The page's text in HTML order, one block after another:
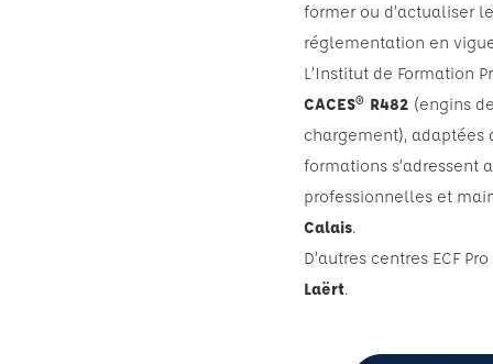
former ou d’actualiser
réglementation en
L’Institut de Formation
CACES® R482 (engins
chargement), adaptées
formations s’adressent
professionnelles et
Calais.
D’autres centres ECF
Laërt.